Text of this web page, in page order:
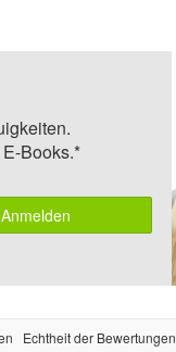
Books.*
Anmelden
Echtheit der Bewertungen